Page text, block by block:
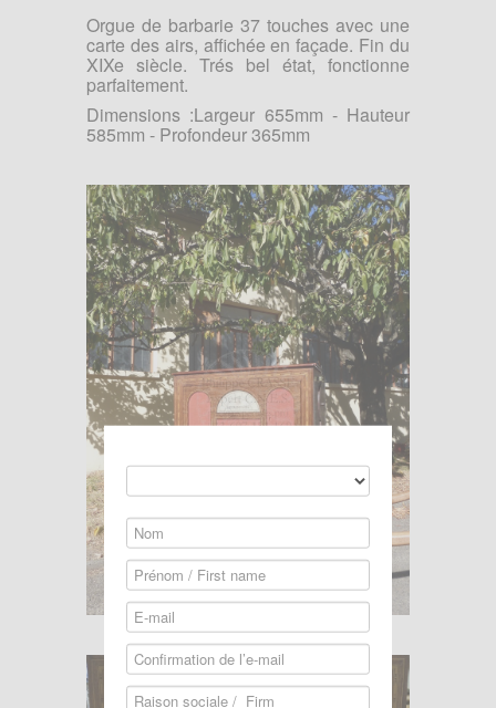
Orgue de barbarie 37 touches avec une
carte des airs, affichée en façade. Fin du
XIXe siècle. Trés bel état, fonctionne
parfaitement.
Dimensions :Largeur 655mm - Hauteur
585mm - Profondeur 365mm